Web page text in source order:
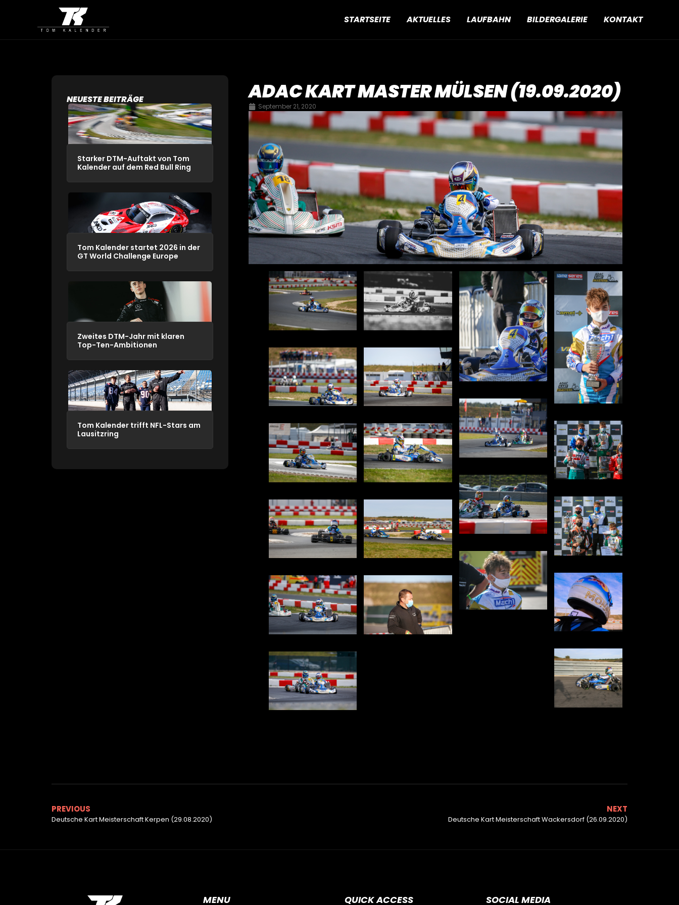
STARTSEITE AKTUELLES LAUFBAHN BILDERGALERIE KONTAKT
NEUESTE BEITRÄGE
Starker DTM-Auftakt von Tom
Kalender auf dem Red Bull Ring
Tom Kalender startet 2026 in der
GT World Challenge Europe
Zweites DTM-Jahr mit klaren
Top-Ten-Ambitionen
Tom Kalender trifft NFL-Stars am
Lausitzring
ADAC KART MASTER MÜLSEN (19.09.2020)
September 21, 2020
PREVIOUS
Deutsche Kart Meisterschaft Kerpen (29.08.2020)
NEXT
Deutsche Kart Meisterschaft Wackersdorf (26.09.2020)
MENU QUICK ACCESS SOCIAL MEDIA